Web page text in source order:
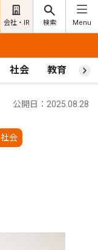
会社・IR 検索 Menu
社会 教育 ス
社会
公開日：2025.08.28